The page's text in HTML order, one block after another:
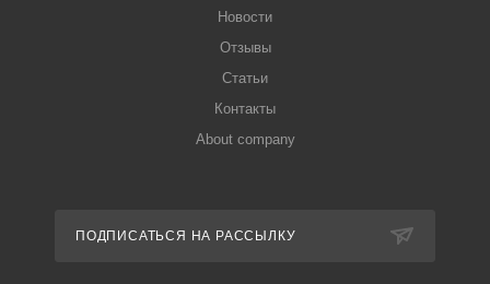
Новости
Отзывы
Статьи
Контакты
About company
ПОДПИСАТЬСЯ НА РАССЫЛКУ